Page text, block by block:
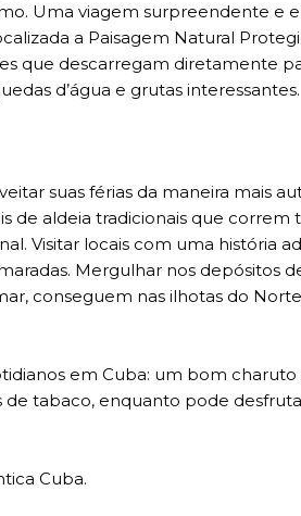
Uma viagem surpreendente e
a Paisagem Natural
que descarregam diretamente
d’água e grutas interessantes.
suas férias da maneira mais
de aldeia tradicionais que correm
Visitar locais com uma história
Mergulhar nos depósitos
conseguem nas ilhotas do
em Cuba: um bom
tabaco, enquanto pode
Cuba.